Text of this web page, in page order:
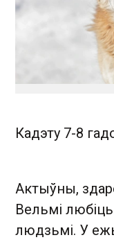
Кадэту 7-8
Актыўны,
Вельмі
людзьмі. У